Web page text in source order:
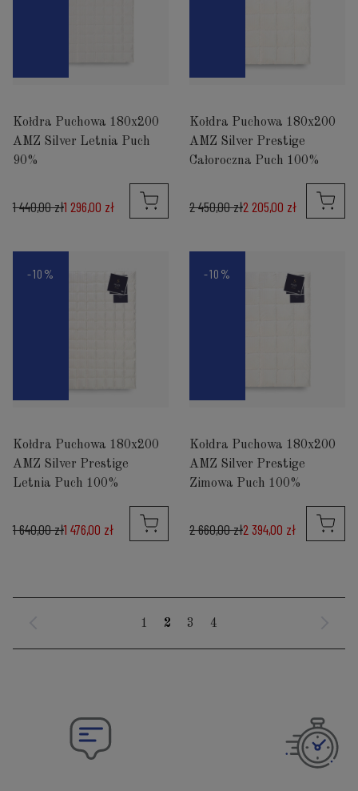
Kołdra Puchowa 180x200
AMZ Silver Letnia Puch
90%
1 296,00 zł
1 440,00 zł
Kołdra Puchowa 180x200
AMZ Silver Prestige
Całoroczna Puch 100%
2 205,00 zł
2 450,00 zł
-10%
Kołdra Puchowa 180x200
AMZ Silver Prestige
Letnia Puch 100%
1 476,00 zł
1 640,00 zł
-10%
Kołdra Puchowa 180x200
AMZ Silver Prestige
Zimowa Puch 100%
2 394,00 zł
2 660,00 zł
1 2 3 4